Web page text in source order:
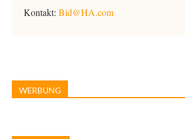
Kontakt: Bid@HA.com
WERBUNG